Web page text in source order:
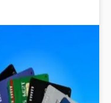
tax